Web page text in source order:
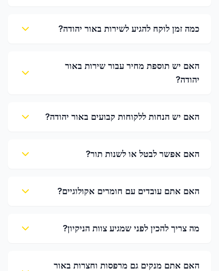
כמה זמן לוקח להגיע לשירות באור יהודה?
האם יש תוספת מחיר עבור שירות באור
יהודה?
האם יש הנחות ללקוחות קבועים באור יהודה?
האם אפשר לבטל או לשנות תור?
האם אתם עובדים עם חומרים אקולוגיים?
מה צריך להכין לפני שמגיע צוות הניקיון?
האם אתם מנקים גם מרפסות וחצרות באור